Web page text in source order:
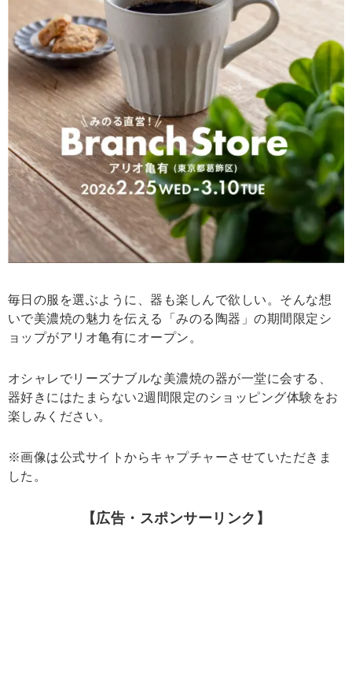
毎日の服を選ぶように、器も楽しんで欲しい。そんな想
いで美濃焼の魅力を伝える「みのる陶器」の期間限定シ
ョップがアリオ亀有にオープン。
オシャレでリーズナブルな美濃焼の器が一堂に会する、
器好きにはたまらない2週間限定のショッピング体験をお
楽しみください。
※画像は公式サイトからキャプチャーさせていただきま
した。
【広告・スポンサーリンク】